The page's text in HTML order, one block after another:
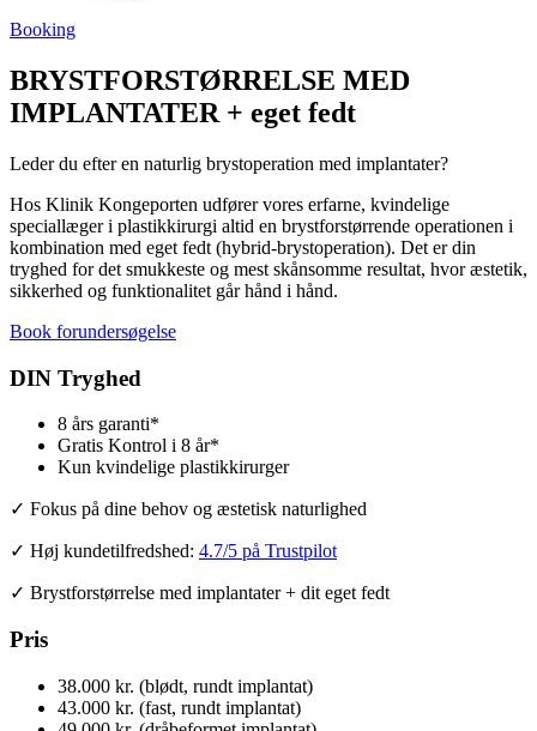
Booking
BRYSTFORSTØRRELSE MED
IMPLANTATER + eget fedt
Leder du efter en naturlig brystoperation med implantater?
Hos Klinik Kongeporten udfører vores erfarne, kvindelige
speciallæger i plastikkirurgi altid en brystforstørrende operationen i
kombination med eget fedt (hybrid-brystoperation). Det er din
tryghed for det smukkeste og mest skånsomme resultat, hvor æstetik,
sikkerhed og funktionalitet går hånd i hånd.
Book forundersøgelse
DIN Tryghed
8 års garanti*
Gratis Kontrol i 8 år*
Kun kvindelige plastikkirurger
✓ Fokus på dine behov og æstetisk naturlighed
✓ Høj kundetilfredshed: 4.7/5 på Trustpilot
✓ Brystforstørrelse med implantater + dit eget fedt
Pris
38.000 kr. (blødt, rundt implantat)
43.000 kr. (fast, rundt implantat)